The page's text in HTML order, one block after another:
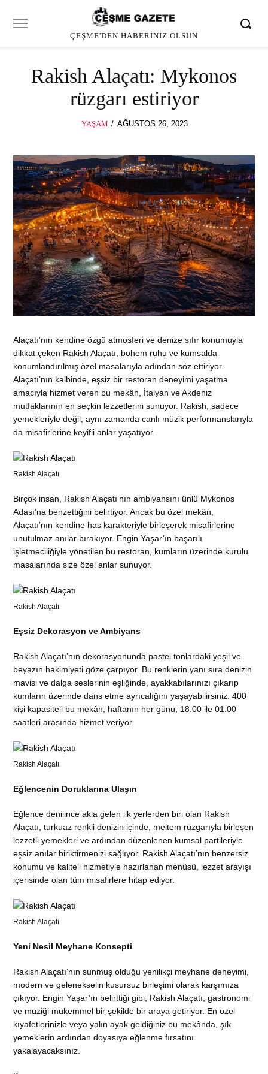
ÇEŞME'DEN HABERINIZ OLSUN
Rakish Alaçatı: Mykonos
rüzgarı estiriyor
YAŞAM
POSTED
AĞUSTOS 26, 2023
Alaçatı’nın kendine özgü atmosferi ve denize sıfır konumuyla
dikkat çeken Rakish Alaçatı, bohem ruhu ve kumsalda
konumlandırılmış özel masalarıyla adından söz ettiriyor.
Alaçatı’nın kalbinde, eşsiz bir restoran deneyimi yaşatma
amacıyla hizmet veren bu mekân, İtalyan ve Akdeniz
mutfaklarının en seçkin lezzetlerini sunuyor. Rakish, sadece
yemekleriyle değil, aynı zamanda canlı müzik performanslarıyla
da misafirlerine keyifli anlar yaşatıyor.
Rakish Alaçatı
Birçok insan, Rakish Alaçatı’nın ambiyansını ünlü Mykonos
Adası’na benzettiğini belirtiyor. Ancak bu özel mekân,
Alaçatı’nın kendine has karakteriyle birleşerek misafirlerine
unutulmaz anılar bırakıyor. Engin Yaşar’ın başarılı
işletmeciliğiyle yönetilen bu restoran, kumların üzerinde kurulu
masalarında size özel anlar sunuyor.
Rakish Alaçatı
Eşsiz Dekorasyon ve Ambiyans
Rakish Alaçatı’nın dekorasyonunda pastel tonlardaki yeşil ve
beyazın hakimiyeti göze çarpıyor. Bu renklerin yanı sıra denizin
mavisi ve dalga seslerinin eşliğinde, ayakkabılarınızı çıkarıp
kumların üzerinde dans etme ayrıcalığını yaşayabilirsiniz. 400
kişi kapasiteli bu mekân, haftanın her günü, 18.00 ile 01.00
saatleri arasında hizmet veriyor.
Rakish Alaçatı
Eğlencenin Doruklarına Ulaşın
Eğlence denilince akla gelen ilk yerlerden biri olan Rakish
Alaçatı, turkuaz renkli denizin içinde, meltem rüzgarıyla birleşen
lezzetli yemekleri ve ardından düzenlenen kumsal partileriyle
eşsiz anılar biriktirmenizi sağlıyor. Rakish Alaçatı’nın benzersiz
konumu ve kaliteli hizmetiyle hazırlanan menüsü, lezzet arayışı
içerisinde olan tüm misafirlere hitap ediyor.
Rakish Alaçatı
Yeni Nesil Meyhane Konsepti
Rakish Alaçatı’nın sunmuş olduğu yenilikçi meyhane deneyimi,
modern ve gelenekselin kusursuz birleşimi olarak karşımıza
çıkıyor. Engin Yaşar’ın belirttiği gibi, Rakish Alaçatı, gastronomi
ve müziği mükemmel bir şekilde bir araya getiriyor. En özel
kıyafetlerinizle veya yalın ayak geldiğiniz bu mekânda, şık
yemeklerin ardından doyasıya eğlenme fırsatını
yakalayacaksınız.